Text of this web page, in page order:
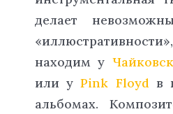
делает
находим у
или уPink Floydв
альбомах.